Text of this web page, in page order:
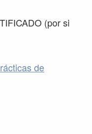
(por si
de